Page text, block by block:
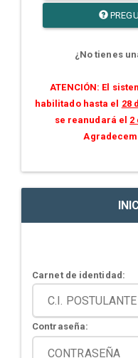
¿No tienes
ATENCIÓN: El
habilitado hasta el 28
se reanudará el 2
Carnet de identidad:
Contraseña: